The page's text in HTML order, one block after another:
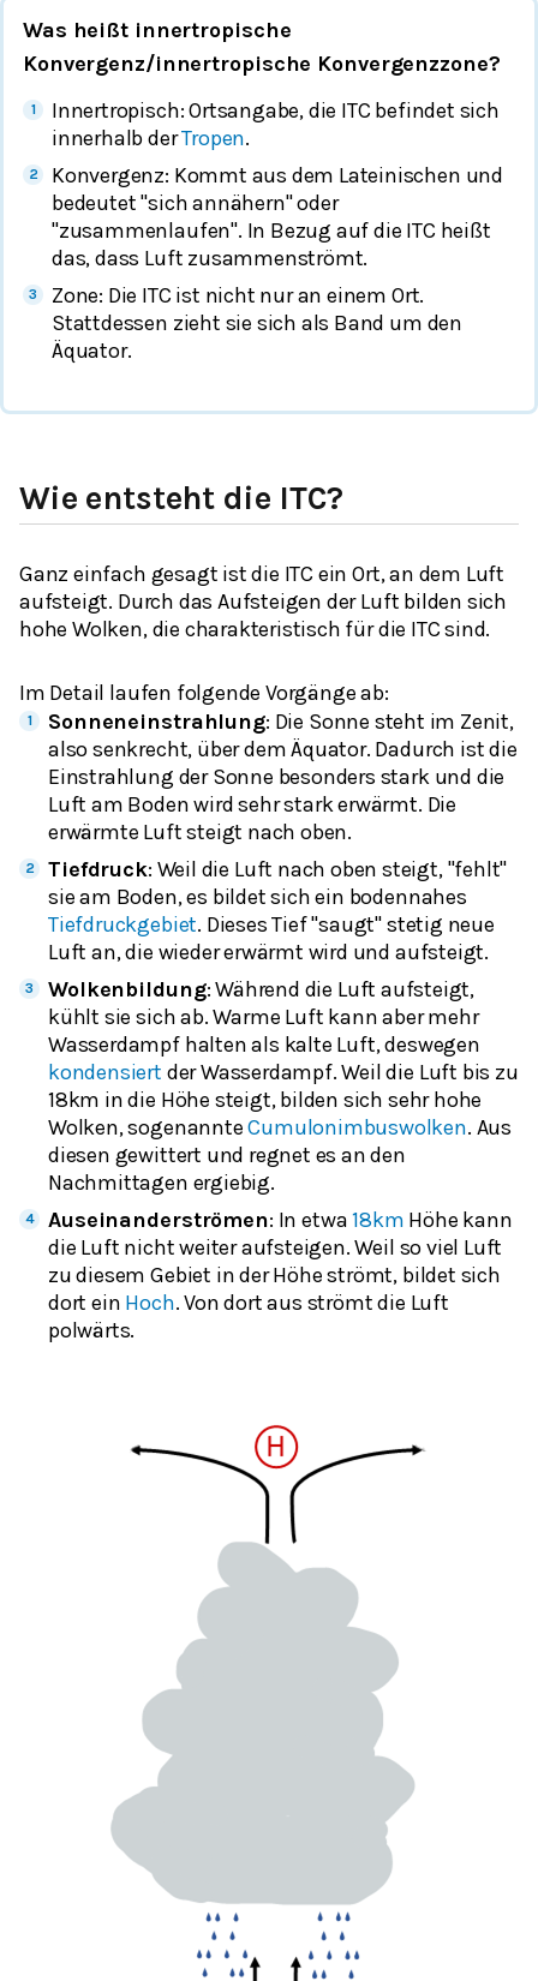
Was heißt innertropische
Konvergenz/innertropische Konvergenzzone?
Innertropisch: Ortsangabe, die ITC befindet sich
innerhalb derTropen.
Konvergenz: Kommt aus dem Lateinischen und
bedeutet "sich annähern" oder
"zusammenlaufen". In Bezug auf die ITC heißt
das, dass Luft zusammenströmt.
Zone: Die ITC ist nicht nur an einem Ort.
Stattdessen zieht sie sich als Band um den
Äquator.
Wie entsteht die ITC?
Ganz einfach gesagt ist die ITC ein Ort, an dem Luft
aufsteigt. Durch das Aufsteigen der Luft bilden sich
hohe Wolken, die charakteristisch für die ITC sind.
Im Detail laufen folgende Vorgänge ab:
Sonneneinstrahlung: Die Sonne steht im Zenit,
also senkrecht, über dem Äquator. Dadurch ist die
Einstrahlung der Sonne besonders stark und die
Luft am Boden wird sehr stark erwärmt. Die
erwärmte Luft steigt nach oben.
Tiefdruck: Weil die Luft nach oben steigt, "fehlt"
sie am Boden, es bildet sich ein bodennahes
Tiefdruckgebiet. Dieses Tief "saugt" stetig neue
Luft an, die wieder erwärmt wird und aufsteigt.
Wolkenbildung: Während die Luft aufsteigt,
kühlt sie sich ab. Warme Luft kann aber mehr
Wasserdampf halten als kalte Luft, deswegen
kondensiert der Wasserdampf. Weil die Luft bis zu
18km in die Höhe steigt, bilden sich sehr hohe
Wolken, sogenannteCumulonimbuswolken. Aus
diesen gewittert und regnet es an den
Nachmittagen ergiebig.
Auseinanderströmen: In etwa18km Höhe kann
die Luft nicht weiter aufsteigen. Weil so viel Luft
zu diesem Gebiet in der Höhe strömt, bildet sich
dort ein Hoch. Von dort aus strömt die Luft
polwärts.